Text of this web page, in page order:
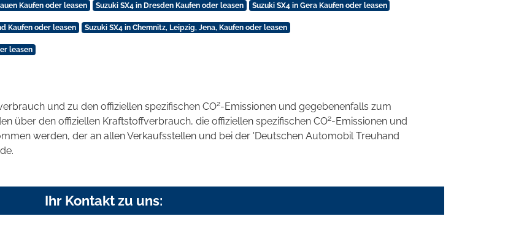
Kaufen oder leasen Suzuki SX4 in Dresden Kaufen oder leasen Suzuki SX4 in Gera Kaufen oder leasen
Kaufen oder leasen Suzuki SX4 in Chemnitz, Leipzig, Jena, Kaufen oder leasen
leasen
und zu den offiziellen spezifischen CO2-Emissionen und gegebenenfalls zum
über den offiziellen Kraftstoffverbrauch, die offiziellen spezifischen CO2-Emissionen und
werden, der an allen Verkaufsstellen und bei der 'Deutschen Automobil Treuhand
Ihr Kontakt zu uns: